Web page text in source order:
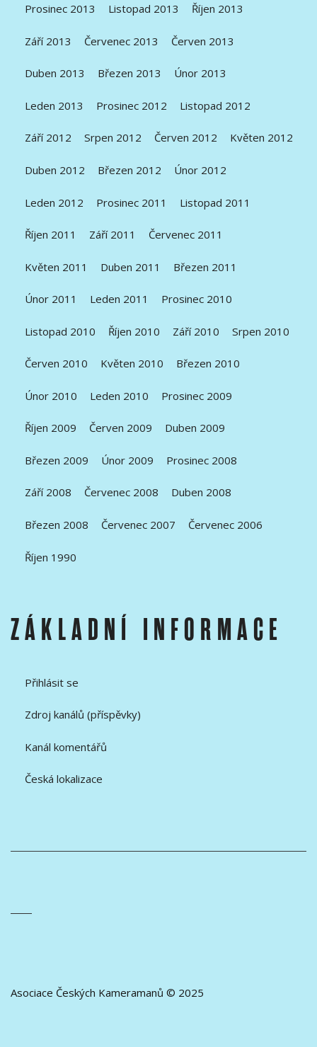
Prosinec 2013 Listopad 2013 Říjen 2013
Září 2013 Červenec 2013 Červen 2013
Duben 2013 Březen 2013 Únor 2013
Leden 2013 Prosinec 2012 Listopad 2012
Září 2012 Srpen 2012 Červen 2012 Květen 2012
Duben 2012 Březen 2012 Únor 2012
Leden 2012 Prosinec 2011 Listopad 2011
Říjen 2011 Září 2011 Červenec 2011
Květen 2011 Duben 2011 Březen 2011
Únor 2011 Leden 2011 Prosinec 2010
Listopad 2010 Říjen 2010 Září 2010 Srpen 2010
Červen 2010 Květen 2010 Březen 2010
Únor 2010 Leden 2010 Prosinec 2009
Říjen 2009 Červen 2009 Duben 2009
Březen 2009 Únor 2009 Prosinec 2008
Září 2008 Červenec 2008 Duben 2008
Březen 2008 Červenec 2007 Červenec 2006
Říjen 1990
ZÁKLADNÍ INFORMACE
Přihlásit se
Zdroj kanálů (příspěvky)
Kanál komentářů
Česká lokalizace
Asociace Českých Kameramanů © 2025